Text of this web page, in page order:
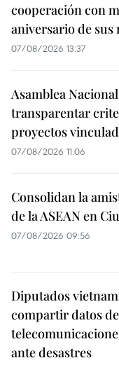
cooperación con
aniversario de sus
07/08/2026 13:37
Asamblea
transparentar
proyectos
07/08/2026 11:06
Consolidan la
de la ASEAN en
07/08/2026 09:56
Diputados
compartir datos de
ante desastres